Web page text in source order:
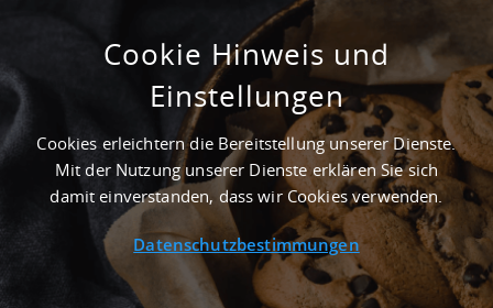
SUCHE ANPASSEN
0 Treffer anzeigen
Cookie Hinweis und
Einstellungen
Cookies erleichtern die Bereitstellung unserer Dienste.
Mit der Nutzung unserer Dienste erklären Sie sich
damit einverstanden, dass wir Cookies verwenden.
Datenschutzbestimmungen